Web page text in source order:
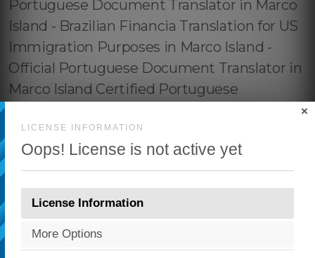
LICENSE INFORMATION
Oops! License is not active yet
×
License Information
More Options